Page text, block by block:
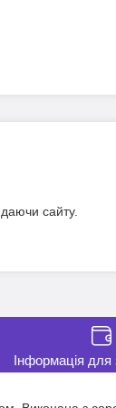
сайту.
Інформація